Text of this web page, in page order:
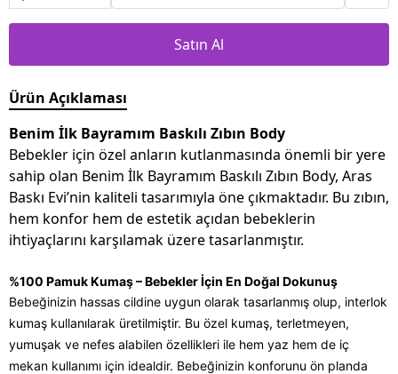
Satın Al
Ürün Açıklaması
Benim İlk Bayramım Baskılı Zıbın Body
Bebekler için özel anların kutlanmasında önemli bir yere
sahip olan Benim İlk Bayramım Baskılı Zıbın Body, Aras
Baskı Evi’nin kaliteli tasarımıyla öne çıkmaktadır. Bu zıbın,
hem konfor hem de estetik açıdan bebeklerin
ihtiyaçlarını karşılamak üzere tasarlanmıştır.
%100 Pamuk Kumaş – Bebekler İçin En Doğal Dokunuş
Bebeğinizin hassas cildine uygun olarak tasarlanmış olup, interlok
kumaş kullanılarak üretilmiştir. Bu özel kumaş, terletmeyen,
yumuşak ve nefes alabilen özellikleri ile hem yaz hem de iç
mekan kullanımı için idealdir. Bebeğinizin konforunu ön planda